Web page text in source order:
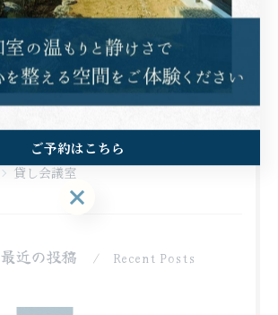
コワーキングスペース
レンタルルーム
ロケ
場所貸し
撮影スタジオ
貸し会議室
最近の投稿 Recent Posts
ご予約はこちら
ご予約はこちら